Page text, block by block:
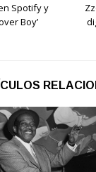
Spotify y
Boy’